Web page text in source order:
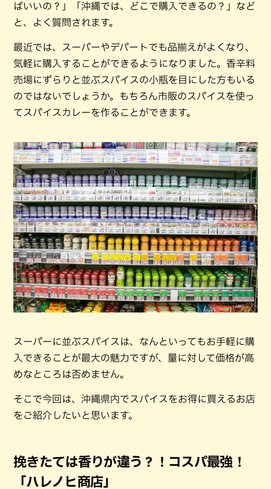
ばいいの？」「沖縄では、どこで購入できるの？」など
と、よく質問されます。
最近では、スーパーやデパートでも品揃えがよくなり、
気軽に購入することができるようになりました。香辛料
売場にずらりと並ぶスパイスの小瓶を目にした方もいる
のではないでしょうか。もちろん市販のスパイスを使っ
てスパイスカレーを作ることができます。
スーパーに並ぶスパイスは、なんといってもお手軽に購
入できることが最大の魅力ですが、量に対して価格が高
めなところは否めません。
そこで今回は、沖縄県内でスパイスをお得に買えるお店
をご紹介したいと思います。
挽きたては香りが違う？！コスパ最強！
「ハレノヒ商店」